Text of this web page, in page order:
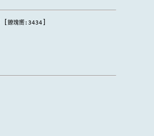
[鐐瑰嚮:3434